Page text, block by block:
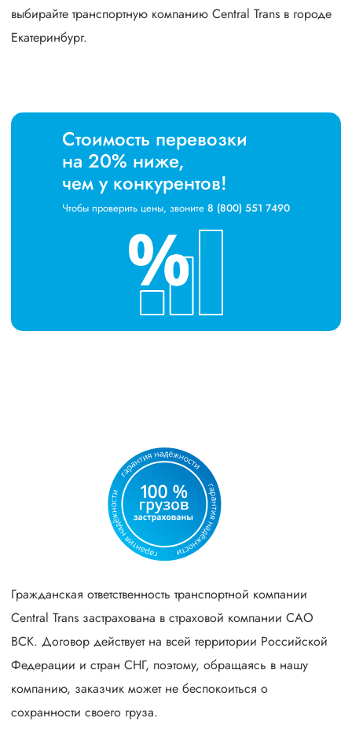
выбирайте транспортную компанию Central Trans в городе
Екатеринбург.
Стоимость перевозки
на 20% ниже,
чем у конкурентов!
Чтобы проверить цены, звоните 8 (800) 551 7490
Гражданская ответственность транспортной компании
Central Trans застрахована в страховой компании САО
ВСК. Договор действует на всей территории Российской
Федерации и стран СНГ, поэтому, обращаясь в нашу
компанию, заказчик может не беспокоиться о
сохранности своего груза.